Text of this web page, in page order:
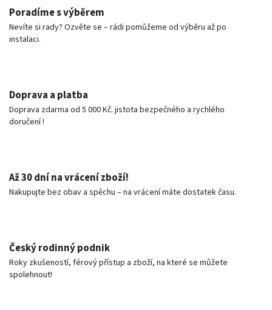
Poradíme s výběrem
Nevíte si rady? Ozvěte se – rádi pomůžeme od výběru až po
instalaci.
Doprava a platba
Doprava zdarma od 5 000 Kč. jistota bezpečného a rychlého
doručení !
Až 30 dní na vrácení zboží!
Nakupujte bez obav a spěchu – na vrácení máte dostatek času.
Český rodinný podnik
Roky zkušeností, férový přístup a zboží, na které se můžete
spolehnout!